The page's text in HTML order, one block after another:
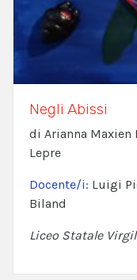
Negli Abissi
di Arianna Maxien
Lepre
Docente/i: Luigi
Biland
Liceo Statale